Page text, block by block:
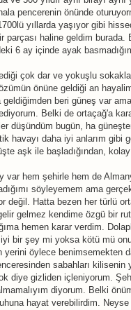
pencerenin önünde
yıllarda yaşıyor gibi
parçası haline geldim
6 ay içinde ayak
çok dar ve yokuşlu
önüne geldiği an
geldiğimden beri güneş var
Belki de ortaçağ'a
düşündüm bugün, ha
havayı daha iyi anlarım gibi
aşk ile başladığından,
var hem şehirle hem de
söyleyemem ama
değil. Hatta bezen her türlü
gelmez kendime özgü bir
hemen karar verdim.
bir şey mi yoksa kötü mü
yerini öylece benimsemekten
sabahları
diye gizliden içleniyorum.
diyorum. Belki
hayat verebilirdim.